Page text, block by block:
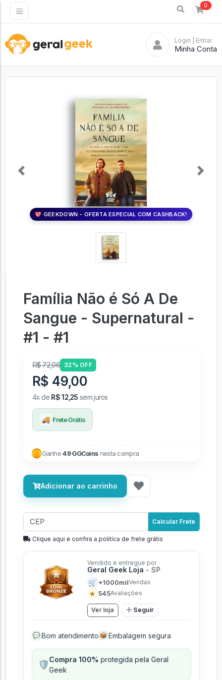
0
Login | Entrar
Minha Conta
💖 GEEKDOWN - OFERTA ESPECIAL COM CASHBACK!
Previous Next
Família Não é Só A De
Sangue - Supernatural -
#1 - #1
R$ 72,06 32% OFF
R$ 49,00
4x de R$ 12,25 sem juros
🚚 Frete Grátis
Ganhe49 GGCoins nesta compra
Adicionar ao carrinho
Calcular Frete
Clique aqui e confira a politíca de frete grátis
Vendido e entregue por
Geral Geek Loja - SP
🛒 +1000milVendas
★ 545Avaliações
Ver loja Seguir
💬 Bom atendimento 📦 Embalagem segura
🛡️Compra 100% protegida pela Geral
Geek